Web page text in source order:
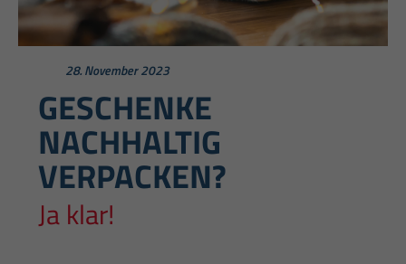
28. November 2023
GESCHENKE
NACHHALTIG
VERPACKEN?
Ja klar!